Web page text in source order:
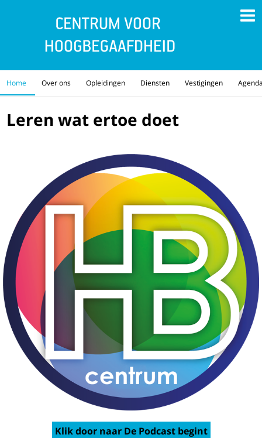
Home Over ons Opleidingen Diensten Vestigingen
Leren wat ertoe doet
Klik door naar De Podcast begint